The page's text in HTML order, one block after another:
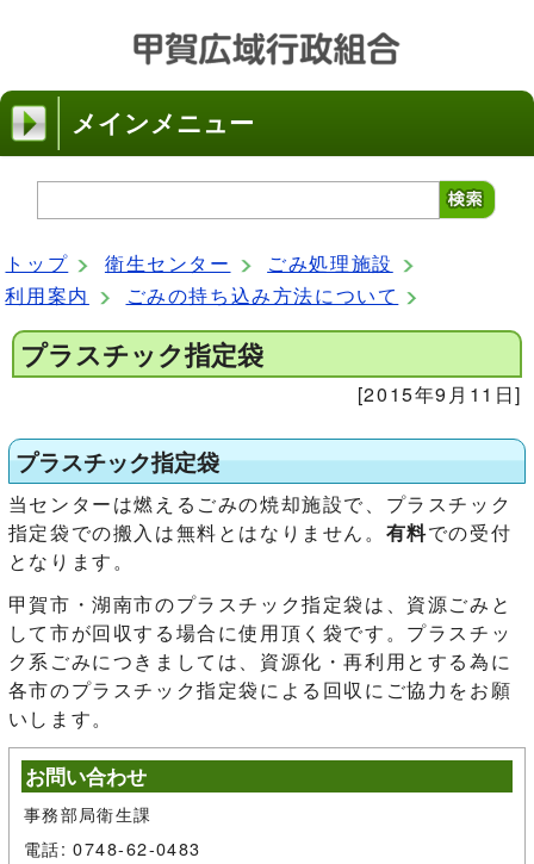
メインメニュー
トップ 衛生センター
ごみ処理施設
利用案内
ごみの持ち込み方法について
プラスチック指定袋
[2015年9月11日]
プラスチック指定袋
当センターは燃えるごみの焼却施設で、プラスチック
指定袋での搬入は無料とはなりません。 有料での受付
となります。
甲賀市・湖南市のプラスチック指定袋は、資源ごみと
して市が回収する場合に使用頂く袋です。プラスチッ
ク系ごみにつきましては、資源化・再利用とする為に
各市のプラスチック指定袋による回収にご協力をお願
いします。
お問い合わせ
事務部局衛生課
電話: 0748-62-0483